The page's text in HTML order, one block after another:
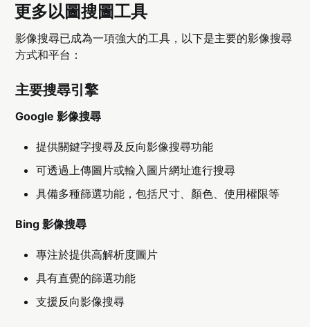
更多以圖搜圖工具
影像搜尋已成為一項強大的工具，以下是主要的影像搜尋
方式和平台：
主要搜尋引擎
Google 影像搜尋
提供關鍵字搜尋及反向影像搜尋功能
可透過上傳圖片或輸入圖片網址進行搜尋
具備多種篩選功能，包括尺寸、顏色、使用權限等
Bing 影像搜尋
專注於提供高解析度圖片
具有直覺的篩選功能
支援反向影像搜尋